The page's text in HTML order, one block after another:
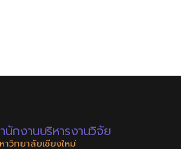
นักงานบริหารงานวิจัย
าวิทยาลัยเชียงใหม่